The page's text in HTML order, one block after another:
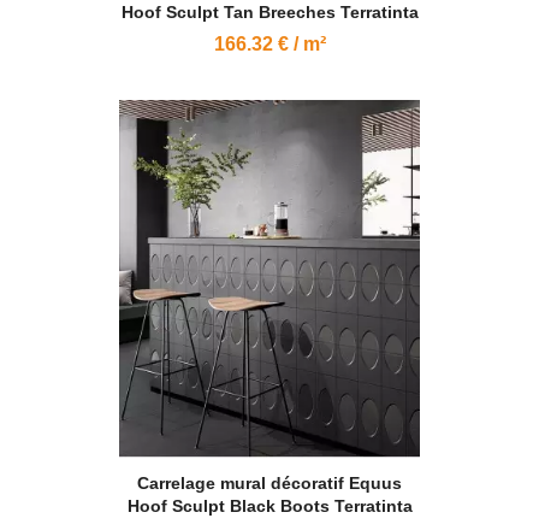
Hoof Sculpt Tan Breeches Terratinta
166.32 € / m²
Carrelage mural décoratif Equus
Hoof Sculpt Black Boots Terratinta